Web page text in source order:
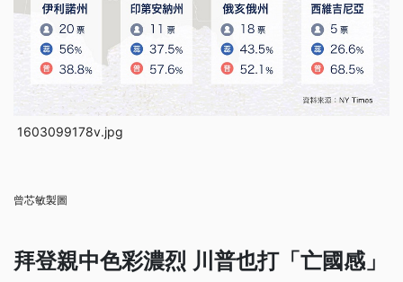
1603099178v.jpg
曾芯敏製圖
拜登親中色彩濃烈 川普也打「亡國感」